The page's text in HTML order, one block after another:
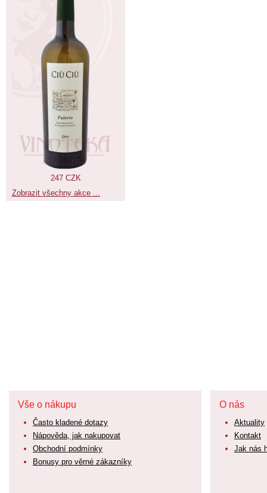
247 CZK
Zobrazit všechny akce ...
Vše o nákupu
Často kladené dotazy
Nápověda, jak nakupovat
Obchodní podmínky
Bonusy pro věrné zákazníky
O nás
Aktuality
Kontakt
Jak nás